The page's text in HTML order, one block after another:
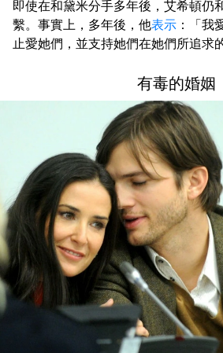
即使在和黛米分手多年後，艾希頓仍
繫。事實上，多年後，他表示 ：「我
止愛她們，並支持她們在她們所追求
有毒的婚姻